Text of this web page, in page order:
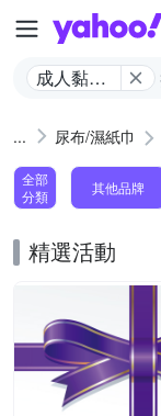
成人黏貼
尿布/濕紙巾
全部
分類
其他品牌
精選活動